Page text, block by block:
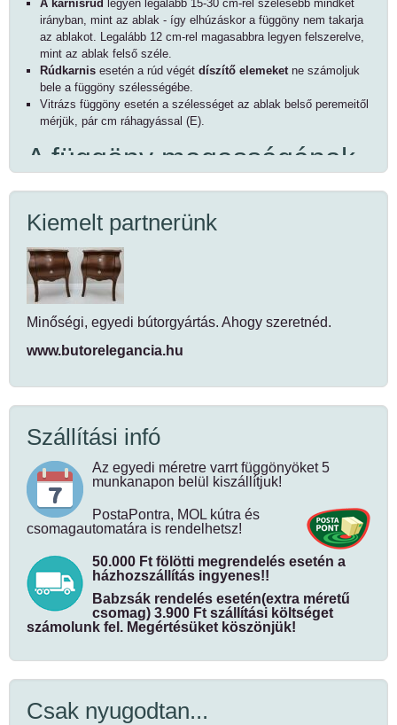
A karnisrúd legyen legalább 15-30 cm-rel szélesebb mindkét
irányban, mint az ablak - így elhúzáskor a függöny nem takarja
az ablakot. Legalább 12 cm-rel magasabbra legyen felszerelve,
mint az ablak felső széle.
Rúdkarnis esetén a rúd végét díszítő elemeketne számoljuk
bele a függöny szélességébe.
Vitrázs függöny esetén a szélességet az ablak belső peremeitől
mérjük, pár cm ráhagyással (E).
A függöny magasságának
kiszámítása
A függöny magasságát mérhetjük a párkányig (
ablak alsó pereménél lentebb (
A mérést fentről kezdjük a leendő
függönykarikák aljától
Ha apárkányig vagy a padlóig
mérjük meg a magasságot a párkányig vagy a padlóig, majd
(így nem súrlódik, illetve koszolódik).
esik, akkor mérjük meg a magasságot azablak vagy párkány
alsó széléig, majd adjunk hozzá 15-20 cm-t. Ha az ablak alatt
és a függöny között érdemes 10 cm-t kihagyni a biztonság
Kiemelt partnerünk
Minőségi, egyedi bútorgyártás. Ahogy szeretnéd.
www.butorelegancia.hu
Szállítási infó
Az egyedi méretre varrt függönyöket 5
munkanapon belül kiszállítjuk!
PostaPontra, MOL kútra és
csomagautomatára is rendelhetsz!
50.000 Ft fölötti megrendelés esetén a
házhozszállítás ingyenes!!
Babzsák rendelés esetén(extra méretű
csomag) 3.900 Ft szállítási költséget
számolunk fel. Megértésüket köszönjük!
Csak nyugodtan...